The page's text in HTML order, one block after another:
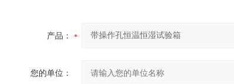
产品：
您的单位：